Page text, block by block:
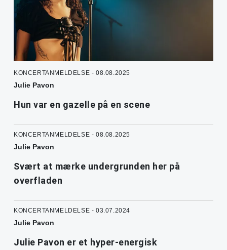
KONCERTANMELDELSE - 08.08.2025
Julie Pavon
Hun var en gazelle på en scene
KONCERTANMELDELSE - 08.08.2025
Julie Pavon
Svært at mærke undergrunden her på
overfladen
KONCERTANMELDELSE - 03.07.2024
Julie Pavon
Julie Pavon er et hyper-energisk